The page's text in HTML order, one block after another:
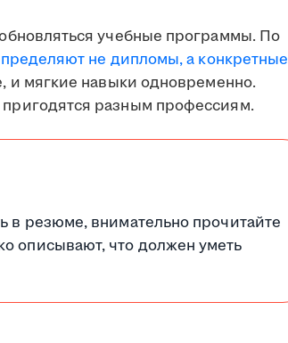
учебные программы. По
не дипломы, а конкретные
и мягкие навыки одновременно.
разным профессиям.
в резюме, внимательно прочитайте
описывают, что должен уметь